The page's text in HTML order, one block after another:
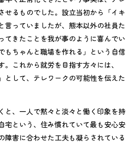
せるものでした。設立当初から「イキ
言っていましたが、熊本以外の社員た
てきたことを我が事のように喜んでい
もちゃんと職場を作れる」という自信
これから就労を目指す方々には、
として、テレワークの可能性を伝えた
と、一人で黙々と淡々と働く印象を持
宅という、住み慣れていて最も安心安
障害に合わせた工夫も凝らされている